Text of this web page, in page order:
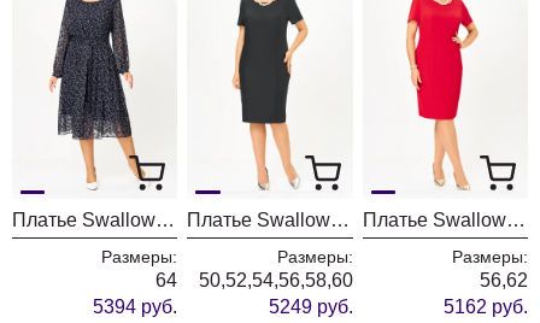
Платье Swallow 881
Размеры:
64
5394 руб.
Платье Swallow 890
Размеры:
50,52,54,56,58,60
5249 руб.
Платье Swallow 890-1
Размеры:
56,62
5162 руб.